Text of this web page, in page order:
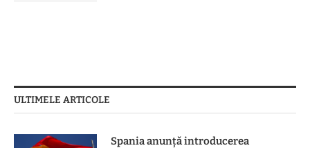
ULTIMELE ARTICOLE
Spania anunță introducerea